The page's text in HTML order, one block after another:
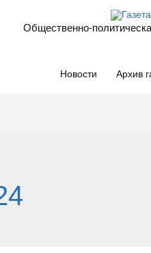
Общественно-
Новости Архив